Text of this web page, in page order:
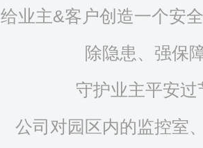
给业主&客户创造一个安
除隐患、强保
守护业主平安过
公司对园区内的监控室